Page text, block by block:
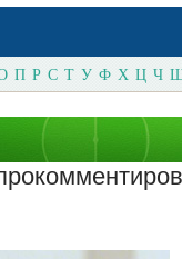
П Р С Т У Ф Х Ц Ч